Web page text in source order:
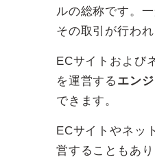
ルの総称です。
その取引が行わ
ECサイトおよび
を運営する エン
できます。
ECサイトやネッ
営することもあ